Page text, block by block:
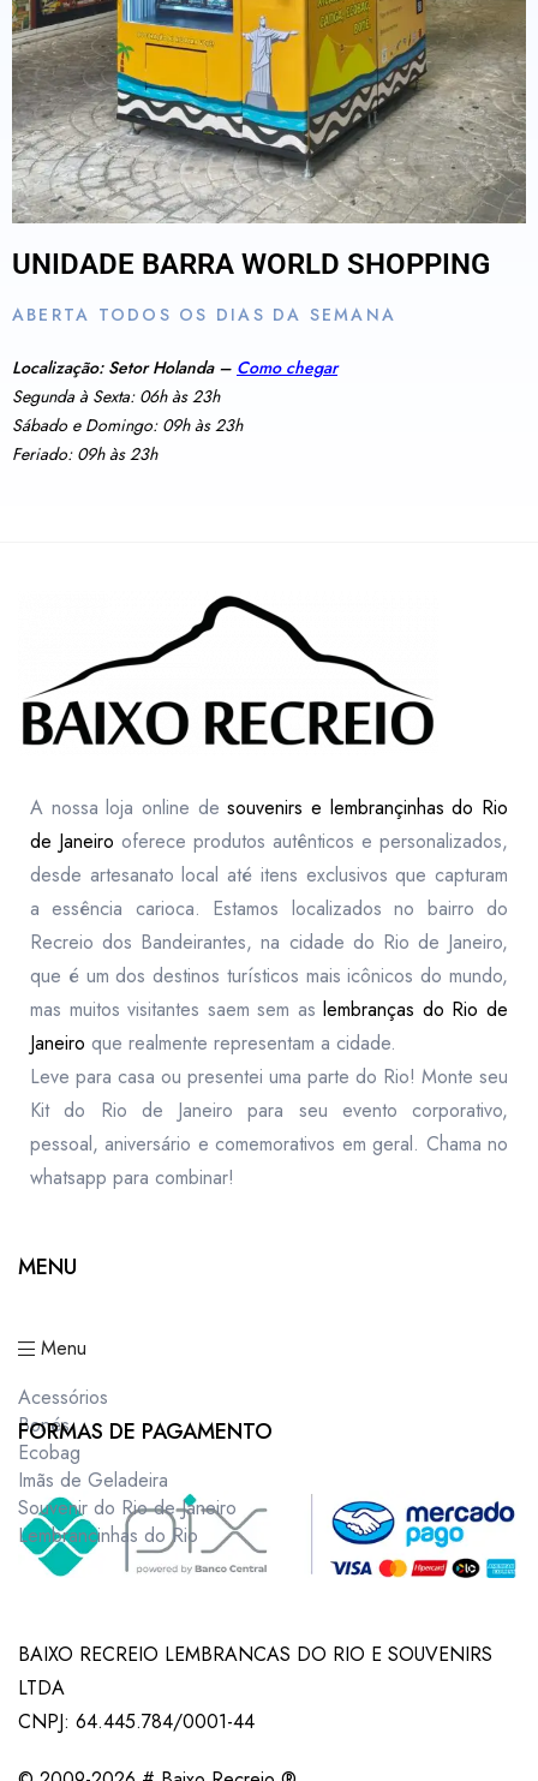
UNIDADE BARRA WORLD SHOPPING
ABERTA TODOS OS DIAS DA SEMANA
Localização: Setor Holanda – Como chegar
Segunda à Sexta: 06h às 23h
Sábado e Domingo: 09h às 23h
Feriado: 09h às 23h
A nossa loja online desouvenirs e lembrançinhas do Rio
de Janeiro oferece produtos autênticos e personalizados,
desde artesanato local até itens exclusivos que capturam
a essência carioca. Estamos localizados no bairro do
Recreio dos Bandeirantes, na cidade do Rio de Janeiro,
que é um dos destinos turísticos mais icônicos do mundo,
mas muitos visitantes saem sem aslembranças do Rio de
Janeiro que realmente representam a cidade.
Leve para casa ou presentei uma parte do Rio! Monte seu
Kit do Rio de Janeiro para seu evento corporativo,
pessoal, aniversário e comemorativos em geral. Chama no
whatsapp para combinar!
MENU
Menu
Acessórios
Bonés
Ecobag
Imãs de Geladeira
Souvenir do Rio de Janeiro
Lembrancinhas do Rio
FORMAS DE PAGAMENTO
BAIXO RECREIO LEMBRANCAS DO RIO E SOUVENIRS
LTDA
CNPJ: 64.445.784/0001-44